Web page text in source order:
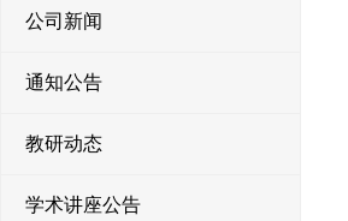
公司新闻
通知公告
教研动态
学术讲座公告